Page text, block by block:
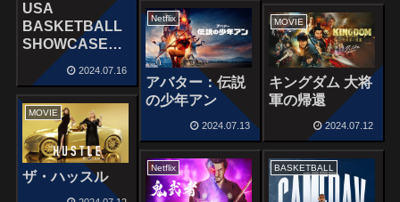
USA
BASKETBALL
SHOWCASE
［USA vs
AUSTRALIA］
July 15, 2024
2024.07.16
Netflix
アバター：伝説
の少年アン
2024.07.13
MOVIE
キングダム 大将
軍の帰還
2024.07.12
MOVIE
ザ・ハッスル
Netflix BASKETBALL